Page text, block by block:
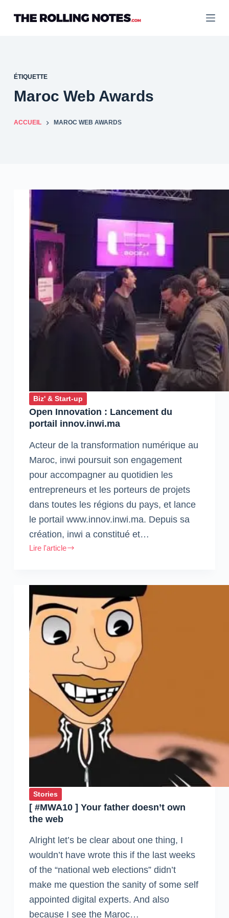
ÉTIQUETTE
Maroc Web Awards
ACCUEIL MAROC WEB AWARDS
Biz' & Start-up
Open Innovation : Lancement du
portail innov.inwi.ma
Acteur de la transformation numérique au
Maroc, inwi poursuit son engagement
pour accompagner au quotidien les
entrepreneurs et les porteurs de projets
dans toutes les régions du pays, et lance
le portail www.innov.inwi.ma. Depuis sa
création, inwi a constitué et…
Lire l'article
Open
portail
innov.inwi.ma
Stories
[ #MWA10 ] Your father doesn’t own
the web
Alright let’s be clear about one thing, I
wouldn’t have wrote this if the last weeks
of the “national web elections” didn’t
make me question the sanity of some self
appointed digital experts. And also
because I see the Maroc…